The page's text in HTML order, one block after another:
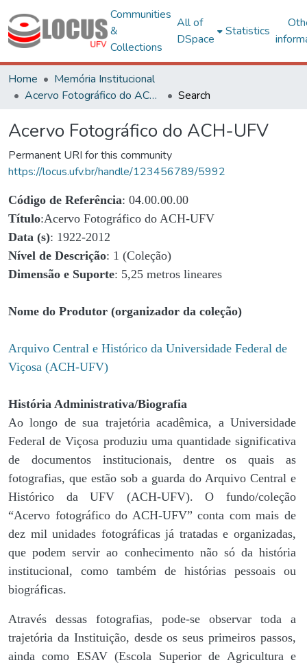
Communities
&
Collections
All of
DSpace
Statistics
Home
Memória Institucional
Acervo Fotográfico do ACH-UFV
Search
Acervo Fotográfico do ACH-UFV
Permanent URI for this community
https://locus.ufv.br/handle/123456789/5992
Código de Referência: 04.00.00.00
Título:Acervo Fotográfico do ACH-UFV
Data (s): 1922-2012
Nível de Descrição: 1 (Coleção)
Dimensão e Suporte: 5,25 metros lineares
Nome do Produtor (organizador da coleção)
Arquivo Central e Histórico da Universidade Federal de
Viçosa (ACH-UFV)
História Administrativa/Biografia
Ao longo de sua trajetória acadêmica, a Universidade
Federal de Viçosa produziu uma quantidade significativa
de documentos institucionais, dentre os quais as
fotografias, que estão sob a guarda do Arquivo Central e
Histórico da UFV (ACH-UFV). O fundo/coleção
“Acervo fotográfico do ACH-UFV” conta com mais de
dez mil unidades fotográficas já tratadas e organizadas,
que podem servir ao conhecimento não só da história
institucional, como também de histórias pessoais ou
biográficas.
Através dessas fotografias, pode-se observar toda a
trajetória da Instituição, desde os seus primeiros passos,
ainda como ESAV (Escola Superior de Agricultura e